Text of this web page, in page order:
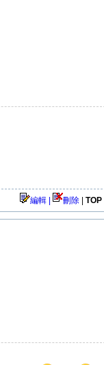
編輯 | 刪除 TOP